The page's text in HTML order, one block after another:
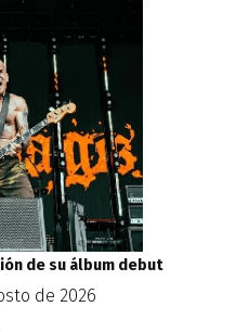
de su álbum debut
de 2026